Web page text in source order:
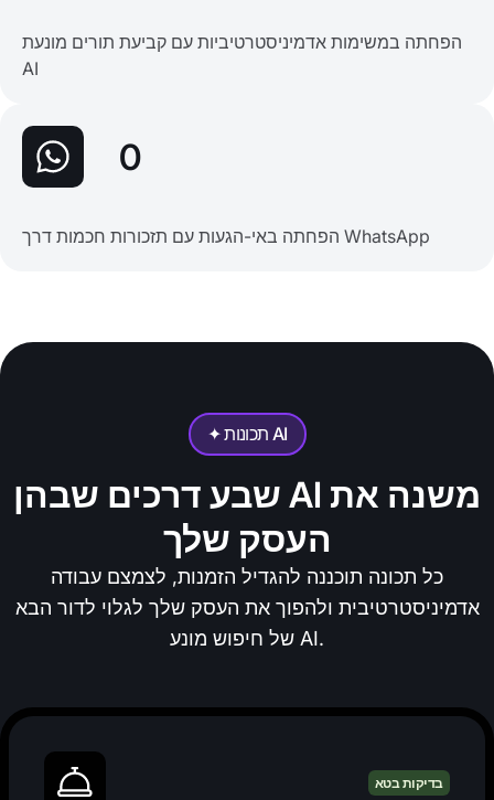
הפחתה במשימות אדמיניסטרטיביות עם קביעת תורים מונעת
AI
0
הפחתה באי-הגעות עם תזכורות חכמות דרך WhatsApp
✦ תכונות AI
שבע דרכים שבהן AI משנה את
העסק שלך
כל תכונה תוכננה להגדיל הזמנות, לצמצם עבודה
אדמיניסטרטיבית ולהפוך את העסק שלך לגלוי לדור הבא
של חיפוש מונע AI.
בדיקות בטא